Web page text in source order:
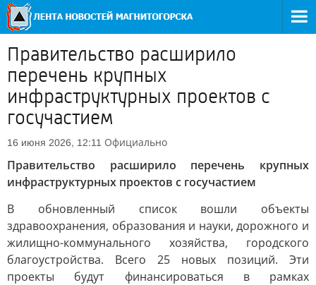
Правительство расширило
перечень крупных
инфраструктурных проектов с
госучастием
16 июня 2026, 12:11 Официально
Правительство расширило перечень крупных
инфраструктурных проектов с госучастием
В обновленный список вошли объекты
здравоохранения, образования и науки, дорожного и
жилищно-коммунального хозяйства, городского
благоустройства. Всего 25 новых позиций. Эти
проекты будут финансироваться в рамках